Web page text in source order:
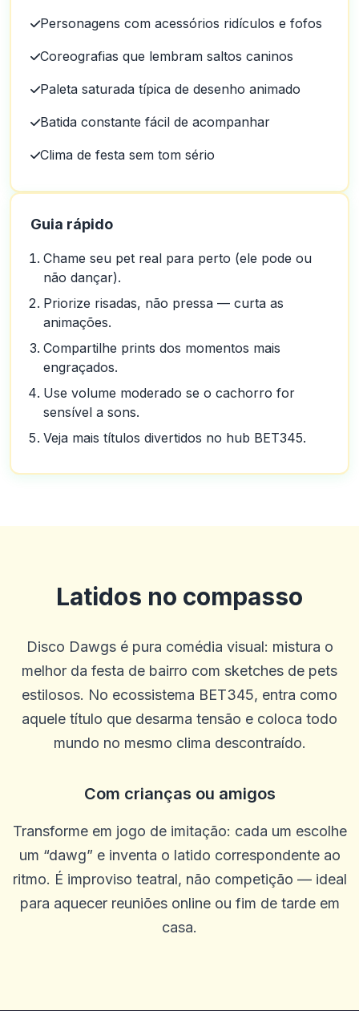
Personagens com acessórios ridículos e fofos
Coreografias que lembram saltos caninos
Paleta saturada típica de desenho animado
Batida constante fácil de acompanhar
Clima de festa sem tom sério
Guia rápido
Chame seu pet real para perto (ele pode ou
não dançar).
Priorize risadas, não pressa — curta as
animações.
Compartilhe prints dos momentos mais
engraçados.
Use volume moderado se o cachorro for
sensível a sons.
Veja mais títulos divertidos no hub BET345.
Latidos no compasso
Disco Dawgs é pura comédia visual: mistura o
melhor da festa de bairro com sketches de pets
estilosos. No ecossistema BET345, entra como
aquele título que desarma tensão e coloca todo
mundo no mesmo clima descontraído.
Com crianças ou amigos
Transforme em jogo de imitação: cada um escolhe
um “dawg” e inventa o latido correspondente ao
ritmo. É improviso teatral, não competição — ideal
para aquecer reuniões online ou fim de tarde em
casa.
Bob Mahan
Ótimo livro. Não mudaria nada
Annie Spencer
Esta é uma ótima plataforma e atendimento ao cliente e justo e
m
2025-10-10 03:34:36